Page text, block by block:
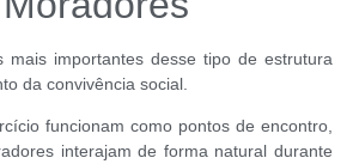
mais importantes desse tipo de estrutura
da convivência social.
funcionam como pontos de encontro,
interajam de forma natural durante